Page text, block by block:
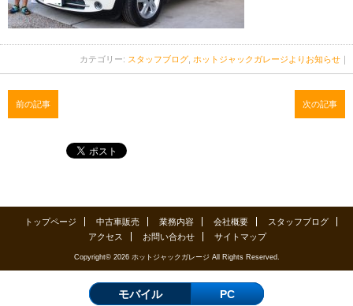
カテゴリー: スタッフブログ ホットジャックガレージよりお知らせ ｜
前の記事 次の記事
トップページ 中古車販売 業務内容 会社概要
スタッフブログ
アクセス
お問い合わせ サイトマップ
Copyright© 2026 ホットジャックガレージ All Rights Reserved.
モバイル PC